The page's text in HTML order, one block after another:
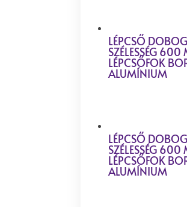
LÉPCSŐ
SZÉLESSÉG 600
LÉPCSŐFOK
ALUMÍNIUM
LÉPCSŐ
SZÉLESSÉG
LÉPCSŐFOK
ALUMÍNIUM